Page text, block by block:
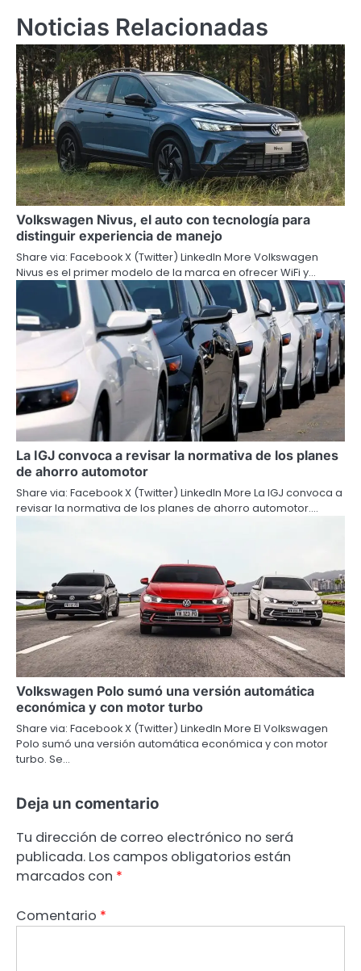
Noticias Relacionadas
Volkswagen Nivus, el auto con tecnología para
distinguir experiencia de manejo
Share via: Facebook X (Twitter) LinkedIn More Volkswagen
Nivus es el primer modelo de la marca en ofrecer WiFi y…
La IGJ convoca a revisar la normativa de los planes
de ahorro automotor
Share via: Facebook X (Twitter) LinkedIn More La IGJ convoca a
revisar la normativa de los planes de ahorro automotor.…
Volkswagen Polo sumó una versión automática
económica y con motor turbo
Share via: Facebook X (Twitter) LinkedIn More El Volkswagen
Polo sumó una versión automática económica y con motor
turbo. Se…
Deja un comentario
Tu dirección de correo electrónico no será
publicada. Los campos obligatorios están
marcados con *
Comentario *